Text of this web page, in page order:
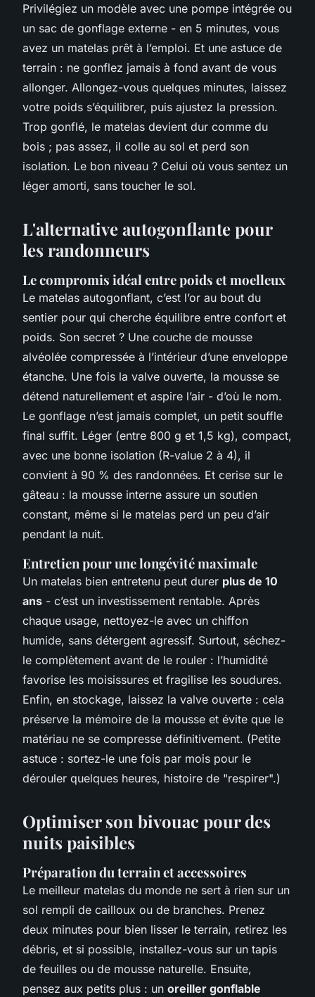
Privilégiez un modèle avec une pompe intégrée ou
un sac de gonflage externe - en 5 minutes, vous
avez un matelas prêt à l’emploi. Et une astuce de
terrain : ne gonflez jamais à fond avant de vous
allonger. Allongez-vous quelques minutes, laissez
votre poids s’équilibrer, puis ajustez la pression.
Trop gonflé, le matelas devient dur comme du
bois ; pas assez, il colle au sol et perd son
isolation. Le bon niveau ? Celui où vous sentez un
léger amorti, sans toucher le sol.
L'alternative autogonflante pour
les randonneurs
Le compromis idéal entre poids et moelleux
Le matelas autogonflant, c’est l’or au bout du
sentier pour qui cherche équilibre entre confort et
poids. Son secret ? Une couche de mousse
alvéolée compressée à l’intérieur d’une enveloppe
étanche. Une fois la valve ouverte, la mousse se
détend naturellement et aspire l’air - d’où le nom.
Le gonflage n’est jamais complet, un petit souffle
final suffit. Léger (entre 800 g et 1,5 kg), compact,
avec une bonne isolation (R-value 2 à 4), il
convient à 90 % des randonnées. Et cerise sur le
gâteau : la mousse interne assure un soutien
constant, même si le matelas perd un peu d’air
pendant la nuit.
Entretien pour une longévité maximale
Un matelas bien entretenu peut durer plus de 10
ans - c’est un investissement rentable. Après
chaque usage, nettoyez-le avec un chiffon
humide, sans détergent agressif. Surtout, séchez-
le complètement avant de le rouler : l’humidité
favorise les moisissures et fragilise les soudures.
Enfin, en stockage, laissez la valve ouverte : cela
préserve la mémoire de la mousse et évite que le
matériau ne se compresse définitivement. (Petite
astuce : sortez-le une fois par mois pour le
dérouler quelques heures, histoire de "respirer".)
Optimiser son bivouac pour des
nuits paisibles
Préparation du terrain et accessoires
Le meilleur matelas du monde ne sert à rien sur un
sol rempli de cailloux ou de branches. Prenez
deux minutes pour bien lisser le terrain, retirez les
débris, et si possible, installez-vous sur un tapis
de feuilles ou de mousse naturelle. Ensuite,
pensez aux petits plus : un oreiller gonflable